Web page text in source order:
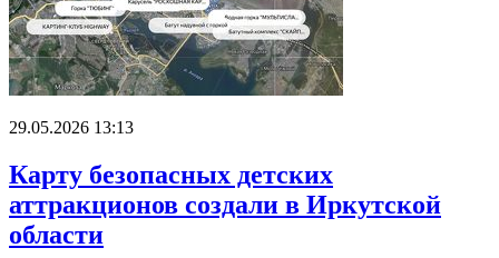
29.05.2026 13:13
Карту безопасных детских
аттракционов создали в Иркутской
области